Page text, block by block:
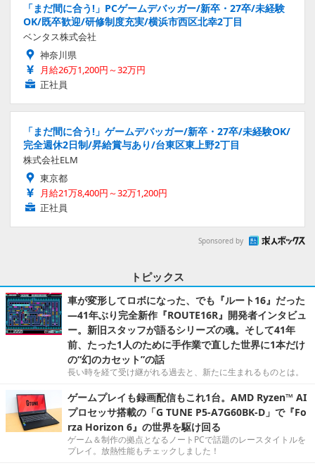
「まだ間に合う!」PCゲームデバッガー/新卒・27卒/未経験
OK/既卒歓迎/研修制度充実/横浜市西区北幸2丁目
ベンタス株式会社
神奈川県
月給26万1,200円～32万円
正社員
「まだ間に合う!」ゲームデバッガー/新卒・27卒/未経験OK/
完全週休2日制/昇給賞与あり/台東区東上野2丁目
株式会社ELM
東京都
月給21万8,400円～32万1,200円
正社員
Sponsored by
トピックス
車が変形してロボになった、でも『ルート16』だった
―41年ぶり完全新作『ROUTE16R』開発者インタビュ
ー。新旧スタッフが語るシリーズの魂。そして41年
前、たった1人のために手作業で直した世界に1本だけ
の“幻のカセット”の話
長い時を経て受け継がれる過去と、新たに生まれるものとは。
ゲームプレイも録画配信もこれ1台。AMD Ryzen™ AI
プロセッサ搭載の「G TUNE P5-A7G60BK-D」で『Fo
rza Horizon 6』の世界を駆け回る
ゲーム＆制作の拠点となるノートPCで話題のレースタイトルを
プレイ。放熱性能もチェックしました！